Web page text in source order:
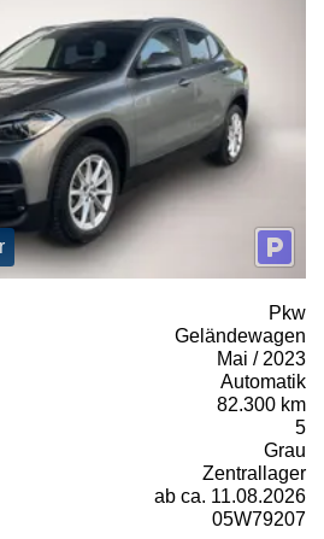
Pkw
Geländewagen
Mai / 2023
Automatik
82.300 km
5
Grau
Zentrallager
ab ca. 11.08.2026
05W79207